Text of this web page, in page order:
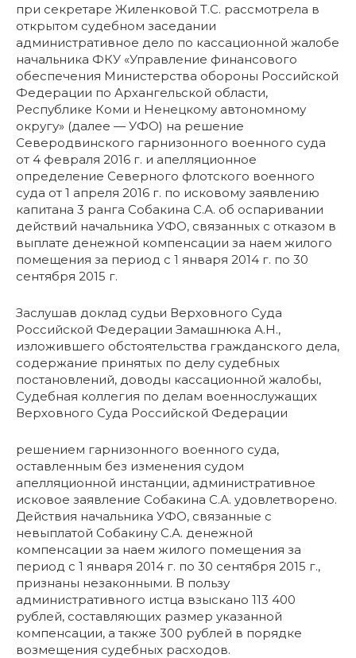
при секретаре Жиленковой Т.С. рассмотрела в
открытом судебном заседании
административное дело по кассационной жалобе
начальника ФКУ «Управление финансового
обеспечения Министерства обороны Российской
Федерации по Архангельской области,
Республике Коми и Ненецкому автономному
округу» (далее — УФО) на решение
Северодвинского гарнизонного военного суда
от 4 февраля 2016 г. и апелляционное
определение Северного флотского военного
суда от 1 апреля 2016 г. по исковому заявлению
капитана 3 ранга Собакина С.А. об оспаривании
действий начальника УФО, связанных с отказом в
выплате денежной компенсации за наем жилого
помещения за период с 1 января 2014 г. по 30
сентября 2015 г.
Заслушав доклад судьи Верховного Суда
Российской Федерации Замашнюка А.Н.,
изложившего обстоятельства гражданского дела,
содержание принятых по делу судебных
постановлений, доводы кассационной жалобы,
Судебная коллегия по делам военнослужащих
Верховного Суда Российской Федерации
решением гарнизонного военного суда,
оставленным без изменения судом
апелляционной инстанции, административное
исковое заявление Собакина С.А. удовлетворено.
Действия начальника УФО, связанные с
невыплатой Собакину С.А. денежной
компенсации за наем жилого помещения за
период с 1 января 2014 г. по 30 сентября 2015 г.,
признаны незаконными. В пользу
административного истца взыскано 113 400
рублей, составляющих размер указанной
компенсации, а также 300 рублей в порядке
возмещения судебных расходов.